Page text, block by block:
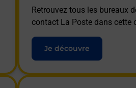
Retrouvez tous les bureaux
contact La Poste dans cette
Je découvre